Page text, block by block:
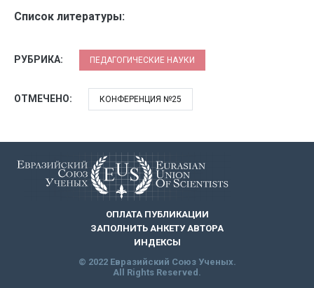
Список литературы:
РУБРИКА: ПЕДАГОГИЧЕСКИЕ НАУКИ
ОТМЕЧЕНО: КОНФЕРЕНЦИЯ №25
ОПЛАТА ПУБЛИКАЦИИ
ЗАПОЛНИТЬ АНКЕТУ АВТОРА
ИНДЕКСЫ
© 2022 Евразийский Союз Ученых.
All Rights Reserved.